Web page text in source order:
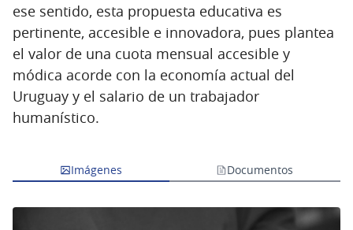
ese sentido, esta propuesta educativa es
pertinente, accesible e innovadora, pues plantea
el valor de una cuota mensual accesible y
módica acorde con la economía actual del
Uruguay y el salario de un trabajador
humanístico.
Imágenes Documentos